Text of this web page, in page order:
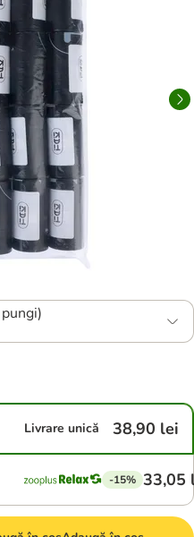
Livrare unică 38,90 lei
-15% 33,05